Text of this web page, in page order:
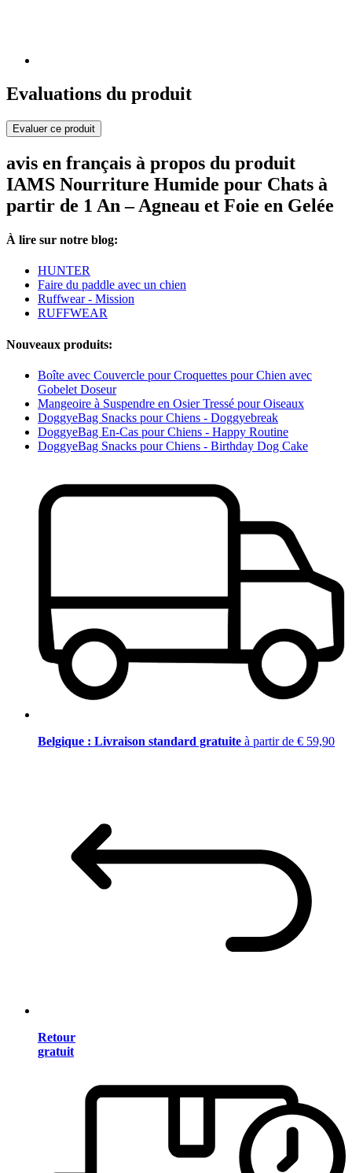
Evaluations du produit
Evaluer ce produit
avis en français à propos du produit
IAMS Nourriture Humide pour Chats à
partir de 1 An – Agneau et Foie en Gelée
À lire sur notre blog:
HUNTER
Faire du paddle avec un chien
Ruffwear - Mission
RUFFWEAR
Nouveaux produits:
Boîte avec Couvercle pour Croquettes pour Chien avec
Gobelet Doseur
Mangeoire à Suspendre en Osier Tressé pour Oiseaux
DoggyeBag Snacks pour Chiens - Doggyebreak
DoggyeBag En-Cas pour Chiens - Happy Routine
DoggyeBag Snacks pour Chiens - Birthday Dog Cake
Belgique : Livraison standard gratuite à partir de € 59,90
Retour
gratuit